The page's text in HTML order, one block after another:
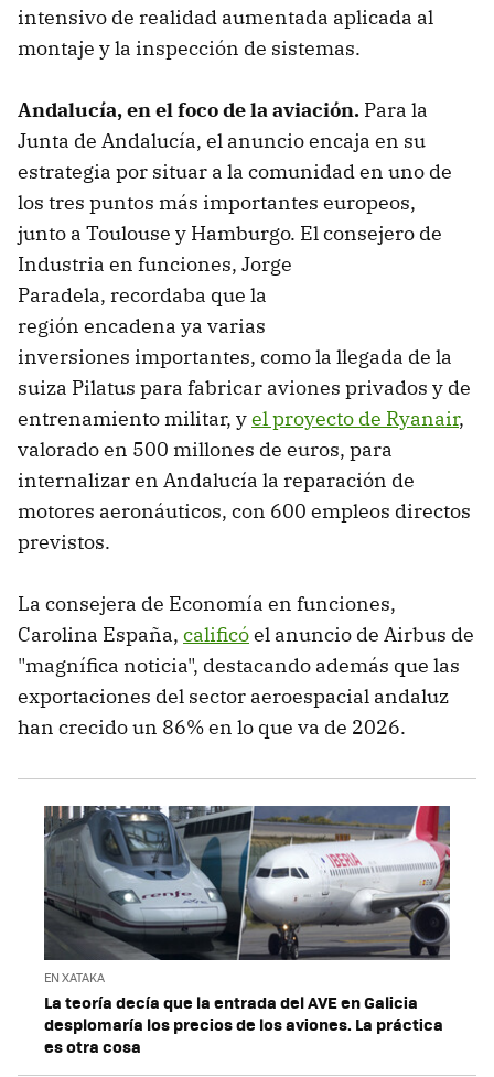
intensivo de realidad aumentada aplicada al
montaje y la inspección de sistemas.
Andalucía, en el foco de la aviación. Para la
Junta de Andalucía, el anuncio encaja en su
estrategia por situar a la comunidad en uno de
los tres puntos más importantes europeos,
junto a Toulouse y Hamburgo. El consejero de
Industria en funciones, Jorge
Paradela, recordaba que la
región encadena ya varias
inversiones importantes, como la llegada de la
suiza Pilatus para fabricar aviones privados y de
entrenamiento militar, yel proyecto de Ryanair,
valorado en 500 millones de euros, para
internalizar en Andalucía la reparación de
motores aeronáuticos, con 600 empleos directos
previstos.
La consejera de Economía en funciones,
Carolina España, calificóel anuncio de Airbus de
"magnífica noticia", destacando además que las
exportaciones del sector aeroespacial andaluz
han crecido un 86% en lo que va de 2026.
EN XATAKA
La teoría decía que la entrada del AVE en Galicia
desplomaría los precios de los aviones. La práctica
es otra cosa